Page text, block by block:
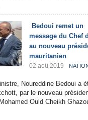
Bedoui remet un
message du Chef
au nouveau
mauritanien
02 aoû 2019
Noureddine Bedoui a
par le nouveau
Ould Cheikh